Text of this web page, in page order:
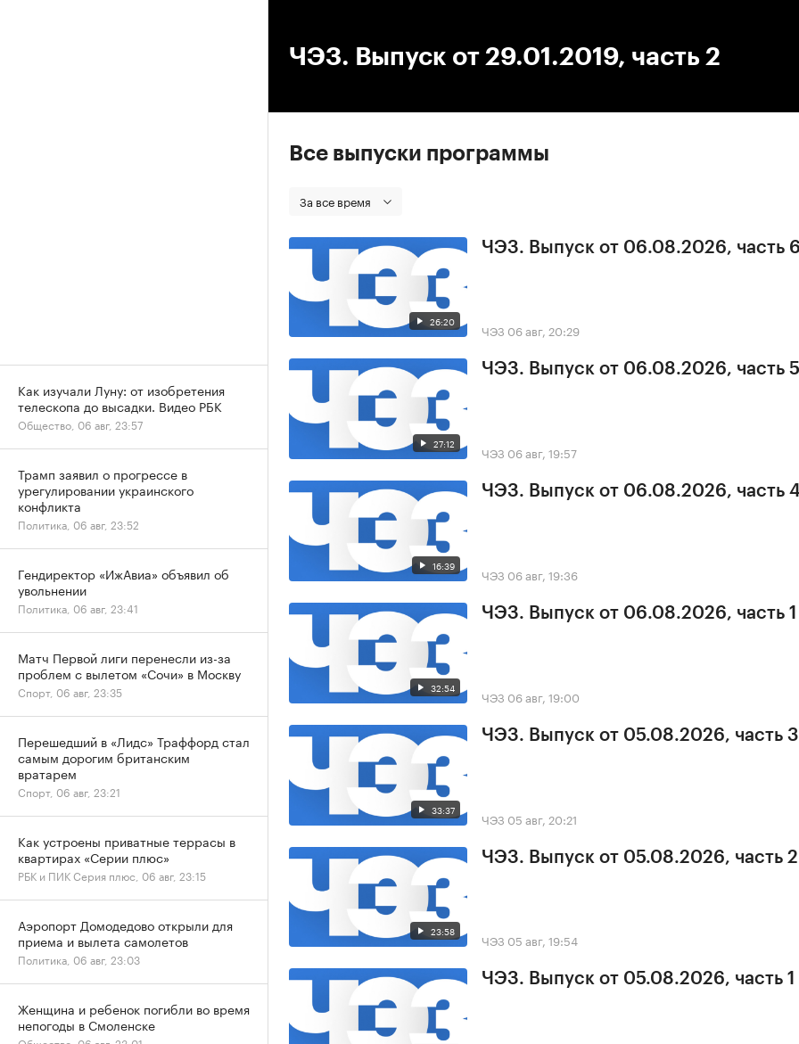
ЧЭЗ. Выпуск от 29.01.2019, часть 2
Все выпуски программы
За все время
26:20
ЧЭЗ. Выпуск от 06.08.2026, часть
ЧЭЗ 06 авг, 20:29
27:12
ЧЭЗ. Выпуск от 06.08.2026, часть 5
ЧЭЗ 06 авг, 19:57
16:39
ЧЭЗ. Выпуск от 06.08.2026, часть
ЧЭЗ 06 авг, 19:36
32:54
ЧЭЗ. Выпуск от 06.08.2026, часть 1
ЧЭЗ 06 авг, 19:00
33:37
ЧЭЗ. Выпуск от 05.08.2026, часть 3
ЧЭЗ 05 авг, 20:21
23:58
ЧЭЗ. Выпуск от 05.08.2026, часть 2
ЧЭЗ 05 авг, 19:54
ЧЭЗ. Выпуск от 05.08.2026, часть 1
Как изучали Луну: от изобретения
телескопа до высадки. Видео РБК
Общество, 06 авг, 23:57
Трамп заявил о прогрессе в
урегулировании украинского
конфликта
Политика, 06 авг, 23:52
Гендиректор «ИжАвиа» объявил об
увольнении
Политика, 06 авг, 23:41
Матч Первой лиги перенесли из-за
проблем с вылетом «Сочи» в Москву
Спорт, 06 авг, 23:35
Перешедший в «Лидс» Траффорд стал
самым дорогим британским
вратарем
Спорт, 06 авг, 23:21
Как устроены приватные террасы в
квартирах «Серии плюс»
РБК и ПИК Серия плюс, 06 авг, 23:15
Аэропорт Домодедово открыли для
приема и вылета самолетов
Политика, 06 авг, 23:03
Женщина и ребенок погибли во время
непогоды в Смоленске